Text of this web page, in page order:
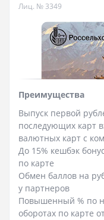
Лиц. № 3349
Преимущества
Выпуск первой
последующих карт
валютных карт с
До 15% кешбэк
по карте
Обмен баллов на
у партнеров
Повышенный % по
оборотах по карте